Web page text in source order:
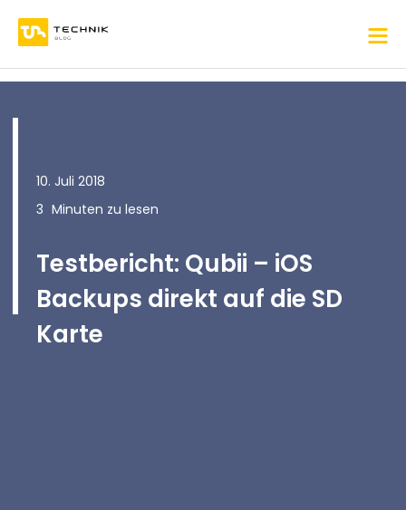
10. Juli 2018
3 Minuten zu lesen
Testbericht: Qubii – iOS
Backups direkt auf die SD
Karte